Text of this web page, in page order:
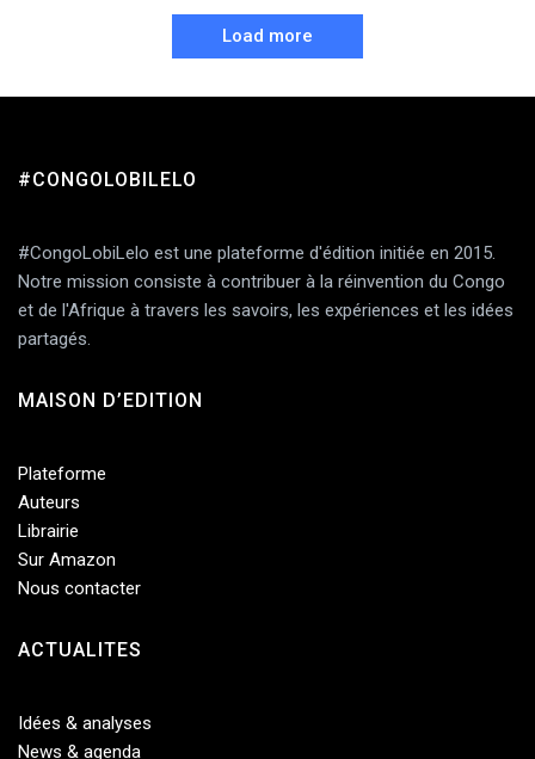
Load more
#CONGOLOBILELO
#CongoLobiLelo est une plateforme d'édition initiée en 2015.
Notre mission consiste à contribuer à la réinvention du Congo
et de l'Afrique à travers les savoirs, les expériences et les idées
partagés.
MAISON D’EDITION
Plateforme
Auteurs
Librairie
Sur Amazon
Nous contacter
ACTUALITES
Idées & analyses
News & agenda